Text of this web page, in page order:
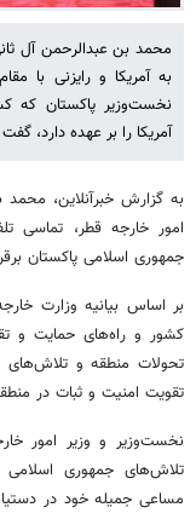
محمد بن عبدالرحمن آل
به آمریکا و رایزنی با
نخست‌وزیر پاکستان که
آمریکا را بر عهده دارد،
به گزارش خبرآنلاین،
امور خارجه قطر، تماسی
جمهوری اسلامی پاکستان
بر اساس بیانیه وزارت
کشور و راه‌های حمایت و
تحولات منطقه و تلاش‌های
تقویت امنیت و ثبات در
نخست‌وزیر و وزیر امور
تلاش‌های جمهوری
مساعی جمیله خود در